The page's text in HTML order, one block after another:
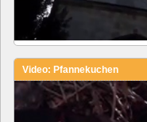
Video: Pfannekuchen